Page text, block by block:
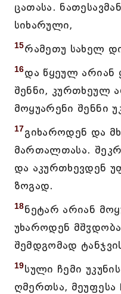
ცათასა.
სიხარული,
15რამეთუ სახელ
16და წყეულ არიან
შენნი, კურთხეულ
მოყუარენი შენნი
17გიხაროდენ და
მართალთასა.
და აკურთხევდენ
ზოგად.
18ნეტარ არიან
უხაროდენ
შემდგომად
19სული ჩემი
ღმერთსა, მეუფესა